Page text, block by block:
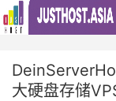
大硬盘存储